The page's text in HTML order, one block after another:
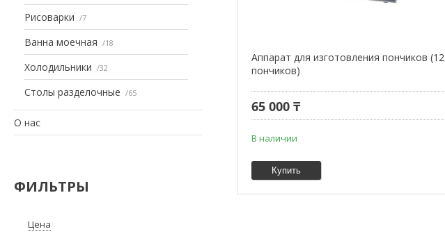
Рисоварки 7
Ванна моечная 18
Холодильники 32
Столы разделочные 65
О нас
ФИЛЬТРЫ
Цена
Аппарат для изготовления пончиков (12
пончиков)
65 000 ₸
В наличии
Купить